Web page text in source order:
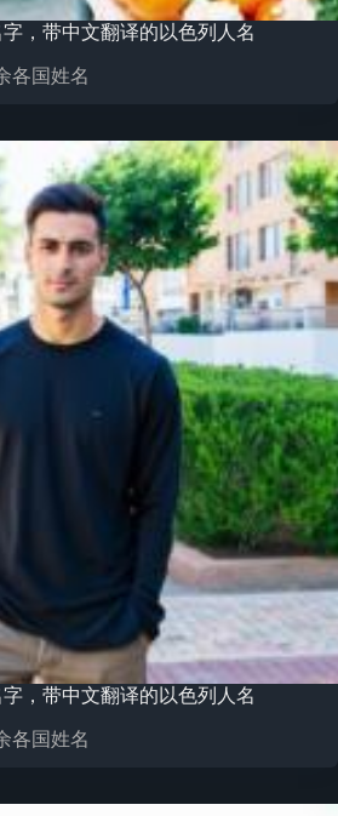
，带中文翻译的以色列人名
各国姓名
，带中文翻译的以色列人名
各国姓名